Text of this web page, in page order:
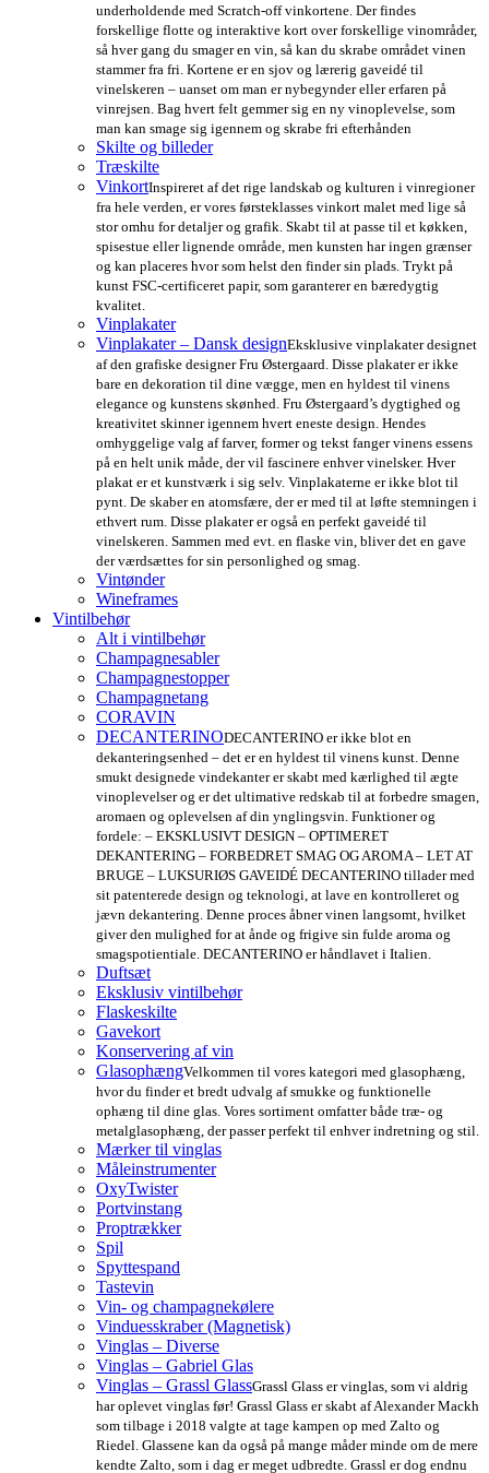
underholdende med Scratch-off vinkortene. Der findes
forskellige flotte og interaktive kort over forskellige vinområder,
så hver gang du smager en vin, så kan du skrabe området vinen
stammer fra fri. Kortene er en sjov og lærerig gaveidé til
vinelskeren – uanset om man er nybegynder eller erfaren på
vinrejsen. Bag hvert felt gemmer sig en ny vinoplevelse, som
man kan smage sig igennem og skrabe fri efterhånden
Skilte og billeder
Træskilte
VinkortInspireret af det rige landskab og kulturen i vinregioner
fra hele verden, er vores førsteklasses vinkort malet med lige så
stor omhu for detaljer og grafik. Skabt til at passe til et køkken,
spisestue eller lignende område, men kunsten har ingen grænser
og kan placeres hvor som helst den finder sin plads. Trykt på
kunst FSC-certificeret papir, som garanterer en bæredygtig
kvalitet.
Vinplakater
Vinplakater – Dansk designEksklusive vinplakater designet
af den grafiske designer Fru Østergaard. Disse plakater er ikke
bare en dekoration til dine vægge, men en hyldest til vinens
elegance og kunstens skønhed. Fru Østergaard’s dygtighed og
kreativitet skinner igennem hvert eneste design. Hendes
omhyggelige valg af farver, former og tekst fanger vinens essens
på en helt unik måde, der vil fascinere enhver vinelsker. Hver
plakat er et kunstværk i sig selv. Vinplakaterne er ikke blot til
pynt. De skaber en atomsfære, der er med til at løfte stemningen i
ethvert rum. Disse plakater er også en perfekt gaveidé til
vinelskeren. Sammen med evt. en flaske vin, bliver det en gave
der værdsættes for sin personlighed og smag.
Vintønder
Wineframes
Vintilbehør
Alt i vintilbehør
Champagnesabler
Champagnestopper
Champagnetang
CORAVIN
DECANTERINODECANTERINO er ikke blot en
dekanteringsenhed – det er en hyldest til vinens kunst. Denne
smukt designede vindekanter er skabt med kærlighed til ægte
vinoplevelser og er det ultimative redskab til at forbedre smagen,
aromaen og oplevelsen af din ynglingsvin. Funktioner og
fordele: – EKSKLUSIVT DESIGN – OPTIMERET
DEKANTERING – FORBEDRET SMAG OG AROMA – LET AT
BRUGE – LUKSURIØS GAVEIDÉ DECANTERINO tillader med
sit patenterede design og teknologi, at lave en kontrolleret og
jævn dekantering. Denne proces åbner vinen langsomt, hvilket
giver den mulighed for at ånde og frigive sin fulde aroma og
smagspotientiale. DECANTERINO er håndlavet i Italien.
Duftsæt
Eksklusiv vintilbehør
Flaskeskilte
Gavekort
Konservering af vin
GlasophængVelkommen til vores kategori med glasophæng,
hvor du finder et bredt udvalg af smukke og funktionelle
ophæng til dine glas. Vores sortiment omfatter både træ- og
metalglasophæng, der passer perfekt til enhver indretning og stil.
Mærker til vinglas
Måleinstrumenter
OxyTwister
Portvinstang
Proptrækker
Spil
Spyttespand
Tastevin
Vin- og champagnekølere
Vinduesskraber (Magnetisk)
Vinglas – Diverse
Vinglas – Gabriel Glas
Vinglas – Grassl GlassGrassl Glass er vinglas, som vi aldrig
har oplevet vinglas før! Grassl Glass er skabt af Alexander Mackh
som tilbage i 2018 valgte at tage kampen op med Zalto og
Riedel. Glassene kan da også på mange måder minde om de mere
kendte Zalto, som i dag er meget udbredte. Grassl er dog endnu